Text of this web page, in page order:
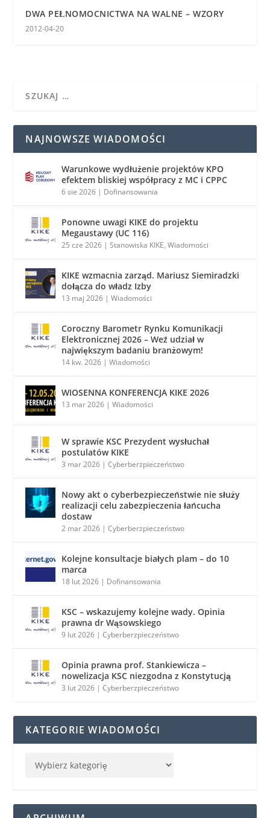
DWA PEŁNOMOCNICTWA NA WALNE – WZORY
2012-04-20
NAJNOWSZE WIADOMOŚCI
Warunkowe wydłużenie projektów KPO
efektem bliskiej współpracy z MC i CPPC
6 sie 2026 | Dofinansowania
Ponowne uwagi KIKE do projektu
Megaustawy (UC 116)
25 cze 2026 |Stanowiska KIKE,Wiadomości
KIKE wzmacnia zarząd. Mariusz Siemiradzki
dołącza do władz Izby
13 maj 2026 |Wiadomości
Coroczny Barometr Rynku Komunikacji
Elektronicznej 2026 – Weź udział w
największym badaniu branżowym!
14 kw. 2026 |Wiadomości
WIOSENNA KONFERENCJA KIKE 2026
13 mar 2026 |Wiadomości
W sprawie KSC Prezydent wysłuchał
postulatów KIKE
3 mar 2026 |Cyberberzpieczeństwo
Nowy akt o cyberbezpieczeństwie nie służy
realizacji celu zabezpieczenia łańcucha
dostaw
2 mar 2026 |Cyberberzpieczeństwo
Kolejne konsultacje białych plam – do 10
marca
18 lut 2026 | Dofinansowania
KSC – wskazujemy kolejne wady. Opinia
prawna dr Wąsowskiego
9 lut 2026 |Cyberberzpieczeństwo
Opinia prawna prof. Stankiewicza –
nowelizacja KSC niezgodna z Konstytucją
3 lut 2026 |Cyberberzpieczeństwo
KATEGORIE WIADOMOŚCI